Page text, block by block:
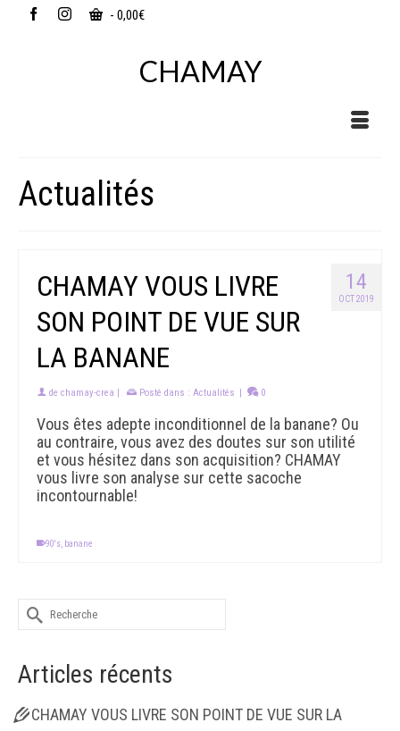
- 0,00€
CHAMAY
Actualités
14
OCT 2019
CHAMAY VOUS LIVRE
SON POINT DE VUE SUR
LA BANANE
de chamay-crea | Posté dans : Actualités | 0
Vous êtes adepte inconditionnel de la banane? Ou
au contraire, vous avez des doutes sur son utilité
et vous hésitez dans son acquisition? CHAMAY
vous livre son analyse sur cette sacoche
incontournable!
90's banane
Rechercher :
Articles récents
CHAMAY VOUS LIVRE SON POINT DE VUE SUR LA